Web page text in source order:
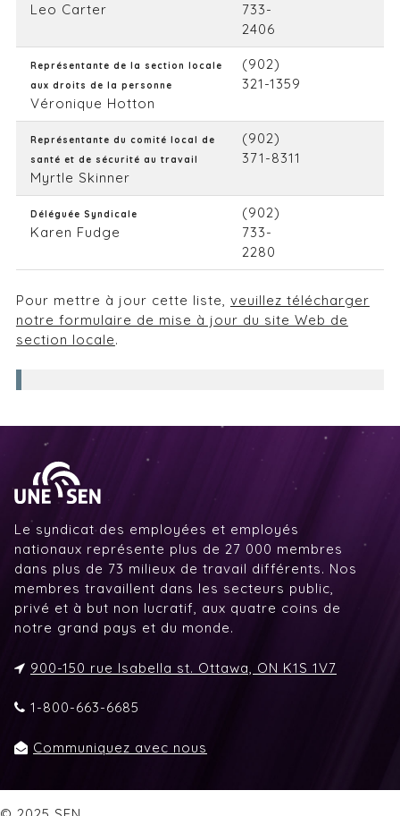
Leo Carter
733-
2406
Représentante de la section locale
aux droits de la personne
Véronique Hotton
(902)
321-1359
Représentante du comité local de
santé et de sécurité au travail
Myrtle Skinner
(902)
371-8311
Déléguée Syndicale
Karen Fudge
(902)
733-
2280
Pour mettre à jour cette liste, veuillez télécharger
notre formulaire de mise à jour du site Web de
section locale.
Le syndicat des employées et employés
nationaux représente plus de 27 000 membres
dans plus de 73 milieux de travail différents. Nos
membres travaillent dans les secteurs public,
privé et à but non lucratif, aux quatre coins de
notre grand pays et du monde.
900-150 rue Isabella st. Ottawa, ON K1S 1V7
1-800-663-6685
Communiquez avec nous